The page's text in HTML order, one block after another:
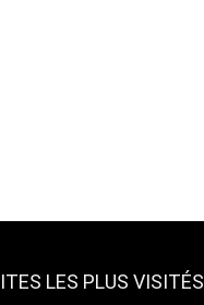
LES PLUS VISITÉS